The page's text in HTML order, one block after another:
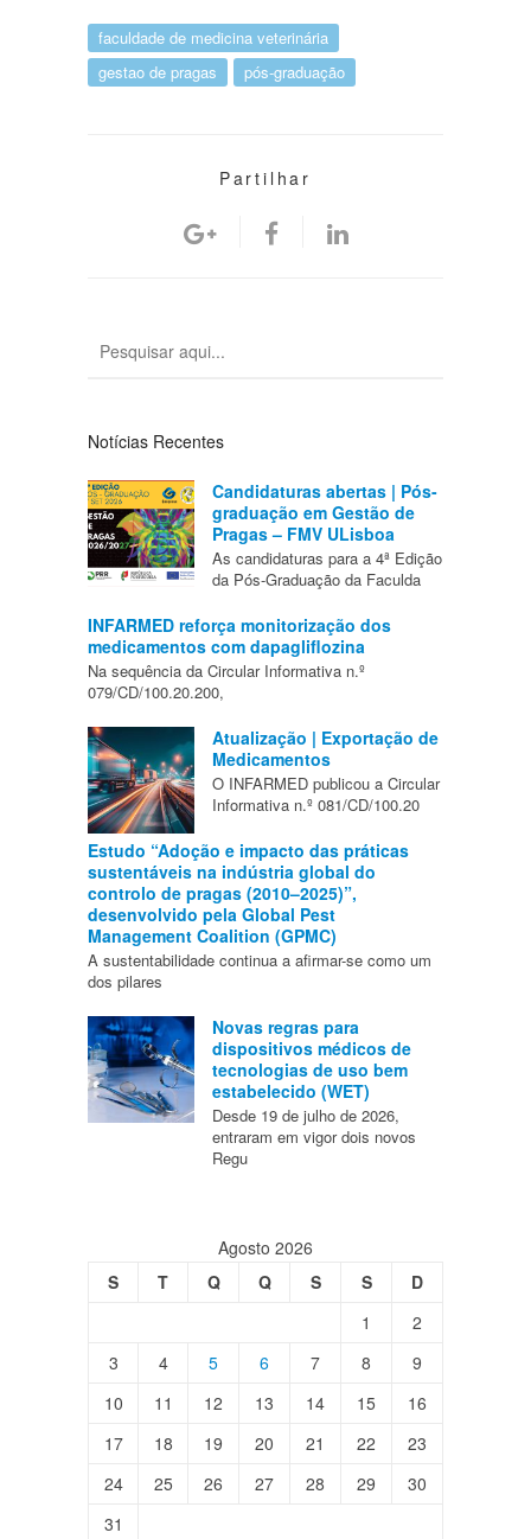
faculdade de medicina veterinária
gestao de pragas
pós-graduação
Partilhar
Notícias Recentes
Candidaturas abertas | Pós-
graduação em Gestão de
Pragas – FMV ULisboa
As candidaturas para a 4ª Edição
da Pós-Graduação da Faculda
INFARMED reforça monitorização dos
medicamentos com dapagliflozina
Na sequência da Circular Informativa n.º
079/CD/100.20.200,
Atualização | Exportação de
Medicamentos
O INFARMED publicou a Circular
Informativa n.º 081/CD/100.20
Estudo “Adoção e impacto das práticas
sustentáveis na indústria global do
controlo de pragas (2010–2025)”,
desenvolvido pela Global Pest
Management Coalition (GPMC)
A sustentabilidade continua a afirmar-se como um
dos pilares
Novas regras para
dispositivos médicos de
tecnologias de uso bem
estabelecido (WET)
Desde 19 de julho de 2026,
entraram em vigor dois novos
Regu
Agosto 2026
S
T Q Q S S
D
1
2
3
4 5 6 7 8
9
10
11 12 13 14 15
16
17
18 19 20 21 22
23
24
25 26 27 28 29
30
31